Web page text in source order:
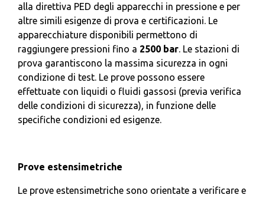
alla direttiva PED degli apparecchi in pressione e per
altre simili esigenze di prova e certificazioni. Le
apparecchiature disponibili permettono di
raggiungere pressioni fino a 2500 bar . Le stazioni di
prova garantiscono la massima sicurezza in ogni
condizione di test. Le prove possono essere
effettuate con liquidi o fluidi gassosi (previa verifica
delle condizioni di sicurezza), in funzione delle
specifiche condizioni ed esigenze.
Prove estensimetriche
Le prove estensimetriche sono orientate a verificare e